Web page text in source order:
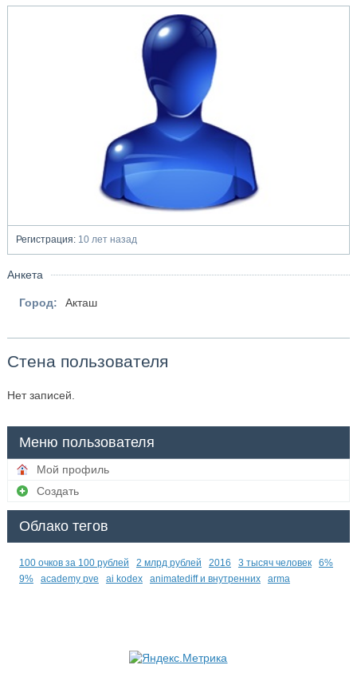
Регистрация:10 лет назад
Анкета
Город: Акташ
Стена пользователя
Нет записей.
Меню пользователя
Мой профиль
Создать
Облако тегов
100 очков за 100 рублей 2 млрд рублей 2016 3 тысяч человек
6%
9%
academy pve ai kodex animatediff и внутренних arma